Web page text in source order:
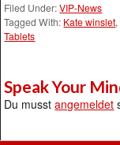
Filed Under:VIP-News
Tagged With: Kate winslet,
Tablets
Speak Your
Du musstangemeldet